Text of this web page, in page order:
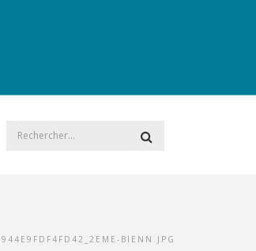
BIENN.JPG